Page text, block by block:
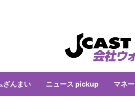
ざんまい ニュース pickup マネー